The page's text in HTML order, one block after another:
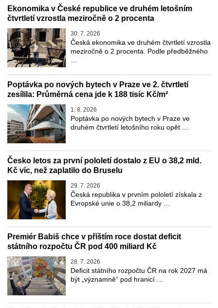
Ekonomika v České republice ve druhém letošním
čtvrtletí vzrostla meziročně o 2 procenta
30. 7. 2026
Česká ekonomika ve druhém čtvrtletí vzrostla
meziročně o 2 procenta. Podle předběžného
Poptávka po nových bytech v Praze ve 2. čtvrtletí
zesílila: Průměrná cena jde k 188 tisíc Kč/m²
1. 8. 2026
Poptávka po nových bytech v Praze ve
druhém čtvrtletí letošního roku opět …
Česko letos za první pololetí dostalo z EU o 38,2 mld.
Kč víc, než zaplatilo do Bruselu
29. 7. 2026
Česká republika v prvním pololetí získala z
Evropské unie o 38,2 miliardy …
Premiér Babiš chce v příštím roce dostat deficit
státního rozpočtu ČR pod 400 miliard Kč
28. 7. 2026
Deficit státního rozpočtu ČR na rok 2027 má
být „významně“ pod hranicí …